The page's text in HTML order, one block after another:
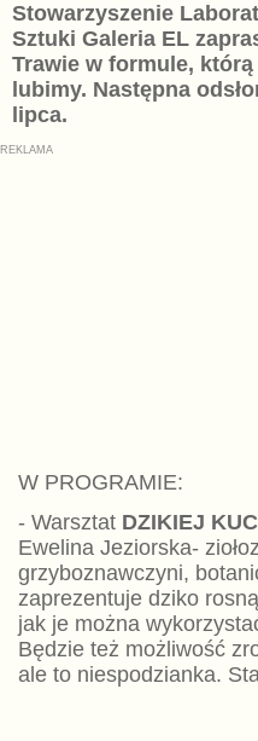
Stowarzyszenie
Sztuki Galeria EL
Trawie w formule,
lubimy. Następna
lipca.
W PROGRAMIE:
- Warsztat DZIKIEJ
Ewelina Jeziorska-
grzyboznawczyni,
zaprezentuje dziko
jak je można
Będzie też możliwość
ale to niespodzianka.